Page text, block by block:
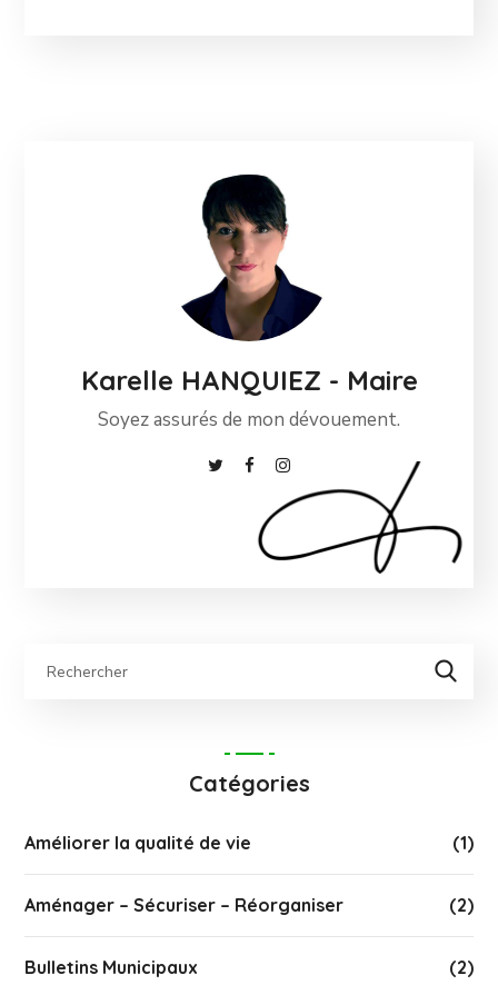
Karelle HANQUIEZ - Maire
Soyez assurés de mon dévouement.
Catégories
Améliorer la qualité de vie (1)
Aménager – Sécuriser – Réorganiser (2)
Bulletins Municipaux (2)